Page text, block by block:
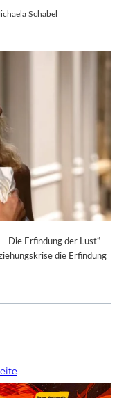
Schabel
Die Erfindung der Lust“
die Erfindung